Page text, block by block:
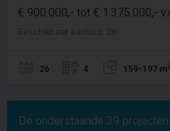
€ 900.000,- tot € 1.375.000,-
Beschikbaar aanbod: 26
26 4 159-197 m
De onderstaande 39